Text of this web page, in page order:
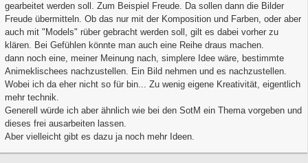
gearbeitet werden soll. Zum Beispiel Freude. Da sollen dann die Bilder
Freude übermitteln. Ob das nur mit der Komposition und Farben, oder aber
auch mit "Models" rüber gebracht werden soll, gilt es dabei vorher zu
klären. Bei Gefühlen könnte man auch eine Reihe draus machen.
dann noch eine, meiner Meinung nach, simplere Idee wäre, bestimmte
Animeklischees nachzustellen. Ein Bild nehmen und es nachzustellen.
Wobei ich da eher nicht so für bin... Zu wenig eigene Kreativität, eigentlich
mehr technik.
Generell würde ich aber ähnlich wie bei den SotM ein Thema vorgeben und
dieses frei ausarbeiten lassen.
Aber vielleicht gibt es dazu ja noch mehr Ideen.